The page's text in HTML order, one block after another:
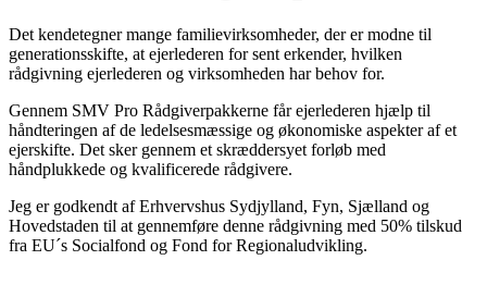
Det kendetegner mange familievirksomheder, der er modne til
generationsskifte, at ejerlederen for sent erkender, hvilken
rådgivning ejerlederen og virksomheden har behov for.
Gennem SMV Pro Rådgiverpakkerne får ejerlederen hjælp til
håndteringen af de ledelsesmæssige og økonomiske aspekter af et
ejerskifte. Det sker gennem et skræddersyet forløb med
håndplukkede og kvalificerede rådgivere.
Jeg er godkendt af Erhvervshus Sydjylland, Fyn, Sjælland og
Hovedstaden til at gennemføre denne rådgivning med 50% tilskud
fra EU´s Socialfond og Fond for Regionaludvikling.